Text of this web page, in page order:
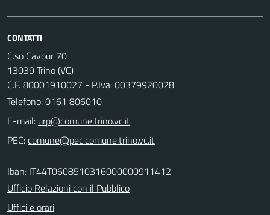
CONTATTI
C.so Cavour 70
13039 Trino (VC)
C.F. 80001910027 - P.Iva: 00379920028
Telefono:0161 806010
E-mail:
PEC:
Iban: IT44T0608510316000000911412
Ufficio Relazioni con il Pubblico
Uffici e orari